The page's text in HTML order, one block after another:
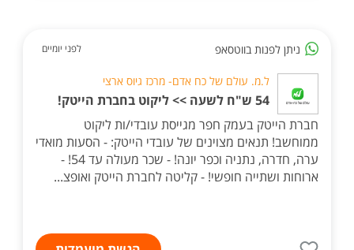
ניתן לפנות בווטסאפ לפני יומיים
ל.מ. עולם של כח אדם- מרכז גיוס ארצי
54 ש"ח לשעה >> ליקוט בחברת הייטק!
חברת הייטק בעמק חפר מגייסת עובדי/ות ליקוט
ממוחשב! תנאים מצוינים של עובדי הייטק: - הסעות מואדי
ערה, חדרה, נתניה וכפר יונה! - שכר מעולה עד 54! -
ארוחות ושתייה חופשי! - קליטה לחברת הייטק ואופצ...